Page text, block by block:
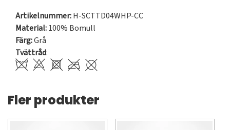
Artikelnummer:H-SCTTD04WHP-CC
Material:100% Bomull
Färg:Grå
Tvättråd:
Fler produkter